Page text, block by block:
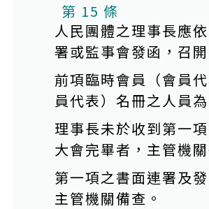
第 15 條
人民團體之理事長應
署或監事會發函，召
前項臨時會員（會員
員代表）名冊之人員為
理事長未於收到第一
大會完畢者，主管機
第一項之書面連署及
主管機關備查。